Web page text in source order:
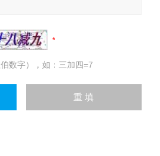
数字），如：三加四=7